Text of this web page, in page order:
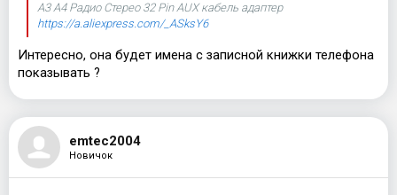
A3 A4 Радио Стерео 32 Pin AUX кабель адаптер
https://a.aliexpress.com/_ASksY6
Интересно, она будет имена с записной книжки телефона
показывать ?
emtec2004
Новичок